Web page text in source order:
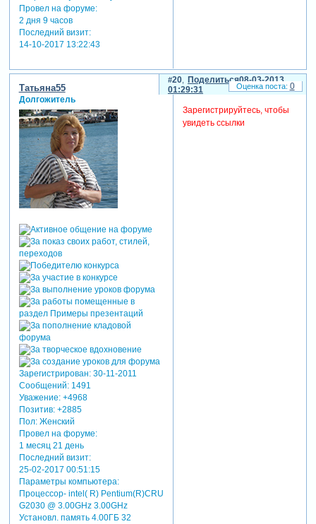
Провел на форуме:
2 дня 9 часов
Последний визит:
14-10-2017 13:22:43
Поделиться
20
08-03-2013
01:29:31
Татьяна55
Долгожитель
Зарегистрирован: 30-11-2011
Сообщений:1491
Уважение: +4968
Позитив: +2885
Пол:Женский
Провел на форуме:
1 месяц 21 день
Последний визит:
25-02-2017 00:51:15
Параметры компьютера:
Процессор- intel( R) Pentium(R)CRU
G2030 @ 3.00GHz 3.00GHz
Установл. память 4.00ГБ 32
Зарегистрируйтесь, чтобы
увидеть ссылки
0